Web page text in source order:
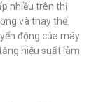
nhiều trên thị
và thay thế.
động của máy
hiệu suất làm